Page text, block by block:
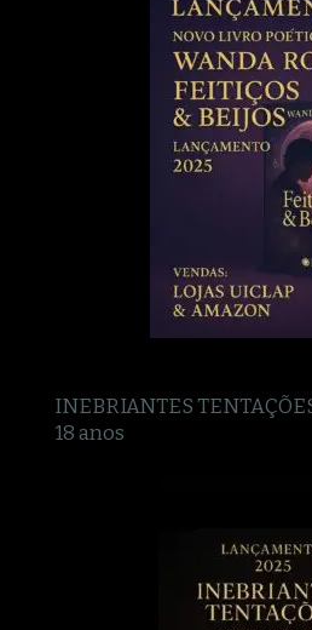
INEBRIANTES
18 anos